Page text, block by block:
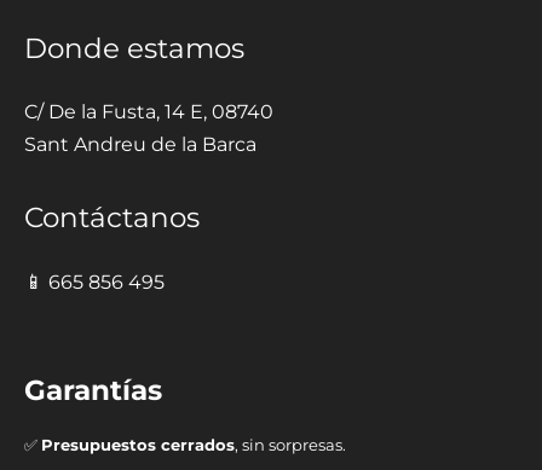
Donde estamos
C/ De la Fusta, 14 E, 08740
Sant Andreu de la Barca
Contáctanos
📱 665 856 495
Garantías
✅ Presupuestos cerrados, sin sorpresas.